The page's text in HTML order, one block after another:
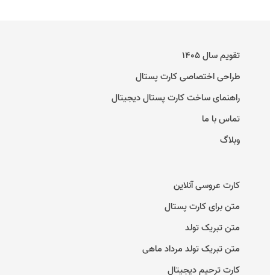
تقویم سال ۱۴۰۵
طراحی اختصاصی کارت پستال
راهنمای ساخت کارت پستال دیجیتال
تماس با ما
وبلاگ
کارت عروسی آنلاین
متن برای کارت پستال
متن تبریک تولد
متن تبریک تولد مرداد ماهی
کارت ترحیم دیجیتال